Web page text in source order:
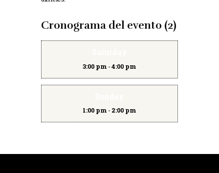
Cronograma del evento (2)
3:00 pm -4:00 pm
1:00 pm - 2:00 pm